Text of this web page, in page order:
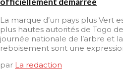
La marque d’un pays plus Vert
plus hautes autorités de Togo
journée nationale de l’arbre et
reboisement sont une
par La redaction